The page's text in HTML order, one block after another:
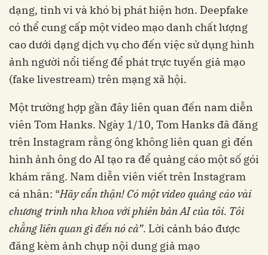
dạng, tinh vi và khó bị phát hiện hơn. Deepfake
có thể cung cấp một video mạo danh chất lượng
cao dưới dạng dịch vụ cho đến việc sử dụng hình
ảnh người nổi tiếng để phát trực tuyến giả mạo
(fake livestream) trên mạng xã hội.
Một trường hợp gần đây liên quan đến nam diễn
viên Tom Hanks. Ngày 1/10, Tom Hanks đã đăng
trên Instagram rằng ông không liên quan gì đến
hình ảnh ông do AI tạo ra để quảng cáo một số gói
khám răng. Nam diễn viên viết trên Instagram
cá nhân: “Hãy cẩn thận! Có một video quảng cáo vài
chương trình nha khoa với phiên bản AI của tôi. Tôi
chẳng liên quan gì đến nó cả”. Lời cảnh báo được
đăng kèm ảnh chụp nội dung giả mạo